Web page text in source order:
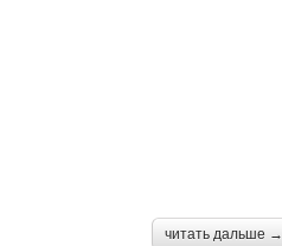
читать дальше →